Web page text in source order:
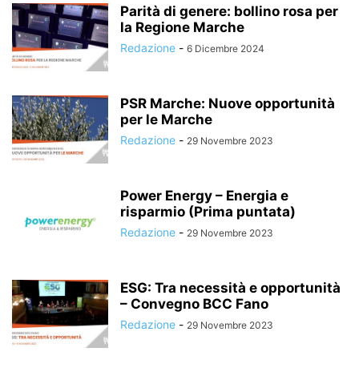
Parità di genere: bollino rosa per
la Regione Marche
Redazione - 6 Dicembre 2024
PSR Marche: Nuove opportunità
per le Marche
Redazione - 29 Novembre 2023
Power Energy – Energia e
risparmio (Prima puntata)
Redazione - 29 Novembre 2023
ESG: Tra necessità e opportunità
– Convegno BCC Fano
Redazione - 29 Novembre 2023